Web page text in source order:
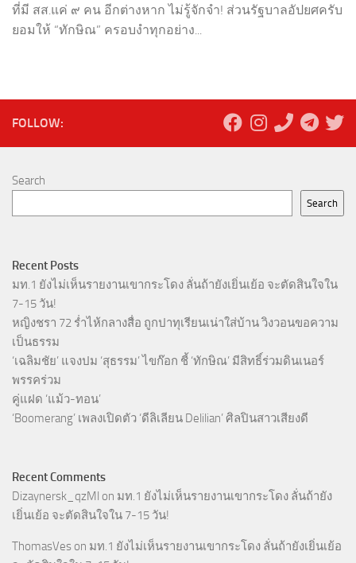
ที่มี สส.แค่ ๙ คน อีกต่างหาก ไม่รู้จักจำ! ส่วนรัฐบาลอัปยศครับ
ยอมให้ “ทักษิณ” ครอบงำทุกอย่าง...
FOLLOW:
Search
Search
Recent Posts
มท.1 ยังไม่เห็นรายงานเขากระโดง ลั่นถ้ายังเยิ่นเย้อ จะตัดสินใจใน
7-15 วัน!
หญิงชรา 72 ร่ำไห้กลางสื่อ ถูกปาทุเรียนเน่าใส่บ้าน วิงวอนขอความ
เป็นธรรม
‘เฉลิมชัย’ แจงปม ‘สุธรรม’ ไขก๊อก ชี้ ‘ทักษิณ’ มีสิทธิ์ร่วมดินเนอร์
พรรคร่วม
คู่แฝด ‘แม้ว-ทอน’
‘Boomerang’ เพลงเปิดตัว ‘ดีลิเลียน Delilian’ ศิลปินสาวเสียงดี
Recent Comments
Dizaynersk_qzMl on มท.1 ยังไม่เห็นรายงานเขากระโดง ลั่นถ้ายัง
เยิ่นเย้อ จะตัดสินใจใน 7-15 วัน!
ThomasVes on มท.1 ยังไม่เห็นรายงานเขากระโดง ลั่นถ้ายังเยิ่นเย้อ